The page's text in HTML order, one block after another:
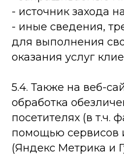
- источник захода
- иные сведения,
для выполнения
оказания услуг
5.4. Также на веб-
обработка
посетителях (в т.ч.
помощью сервисов
(Яндекс Метрика и